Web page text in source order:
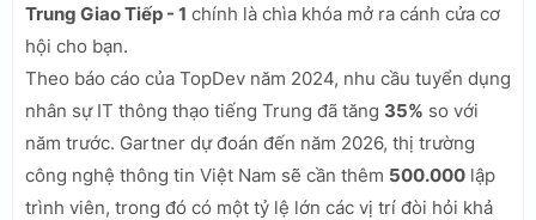
Trung Giao Tiếp - 1 chính là chìa khóa mở ra cánh cửa cơ
hội cho bạn.
Theo báo cáo của TopDev năm 2024, nhu cầu tuyển dụng
nhân sự IT thông thạo tiếng Trung đã tăng 35% so với
năm trước. Gartner dự đoán đến năm 2026, thị trường
công nghệ thông tin Việt Nam sẽ cần thêm 500.000 lập
trình viên, trong đó có một tỷ lệ lớn các vị trí đòi hỏi khả